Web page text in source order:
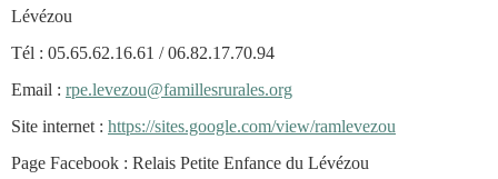
Lévézou
Tél : 05.65.62.16.61 / 06.82.17.70.94
Email : rpe.levezou@famillesrurales.org
Site internet : https://sites.google.com/view/ramlevezou
Page Facebook : Relais Petite Enfance du Lévézou